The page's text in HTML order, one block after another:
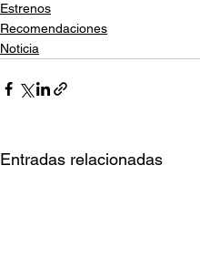
Estrenos
Recomendaciones
Noticia
Entradas relacionadas